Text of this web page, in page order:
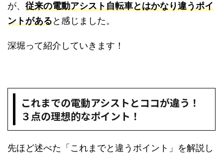
が、 従来の電動アシスト自転車とはかなり違うポイ
ントがあると感じました。
深堀って紹介していきます！
これまでの電動アシストとココが違う！
３点の理想的なポイント！
先ほど述べた「これまでと違うポイント」を解説し